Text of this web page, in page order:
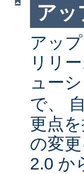
アッ
アッ
リリ
ュー
で、
更点
の変
2.0 か